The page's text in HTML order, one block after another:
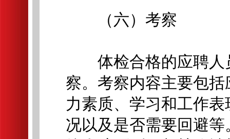
（六）考察
体检合格的应聘人
察。考察内容主要包
力素质、学习和工作
况以及是否需要回避等